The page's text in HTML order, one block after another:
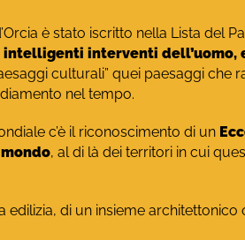
è stato iscritto nella Lista del
interventi dell’uomo,
culturali” quei paesaggi che
nel tempo.
c’è il riconoscimento di un
, al di là dei territori in cui
di un insieme